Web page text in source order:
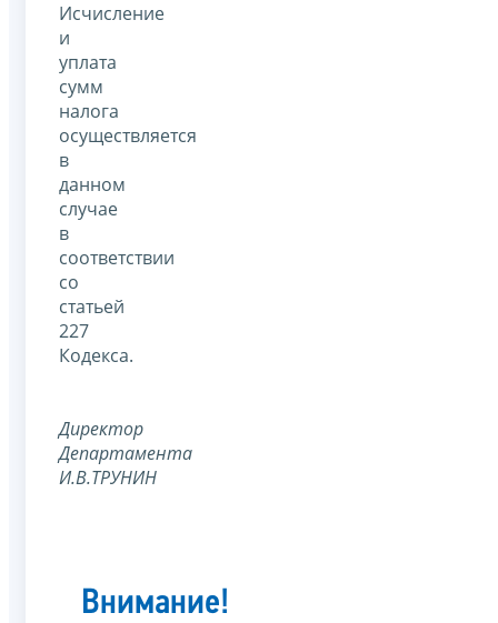
Исчисление
и
уплата
сумм
налога
осуществляется
в
данном
случае
в
соответствии
со
статьей
227
Кодекса.
Директор
Департамента
И.В.ТРУНИН
Внимание!